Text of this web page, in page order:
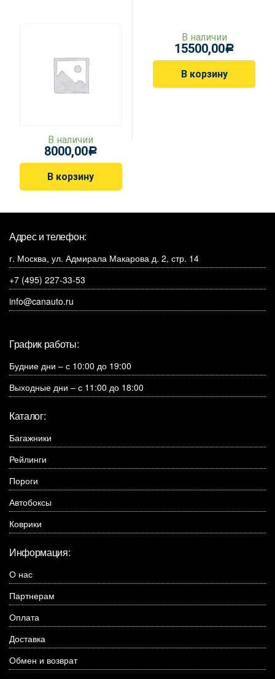
В наличии
8000,00Р
В корзину
В наличии
15500,00Р
В корзину
Адрес и телефон:
г. Москва, ул. Адмирала Макарова д. 2, стр. 14
+7 (495) 227-33-53
info@canauto.ru
График работы:
Будние дни – с 10:00 до 19:00
Выходные дни – с 11:00 до 18:00
Каталог:
Багажники
Рейлинги
Пороги
Автобоксы
Коврики
Информация:
О нас
Партнерам
Оплата
Доставка
Обмен и возврат